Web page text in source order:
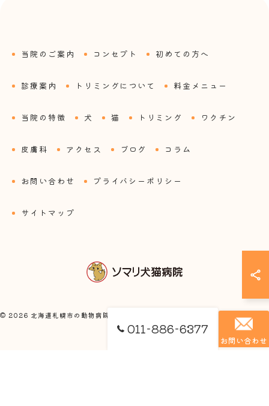
011-886-6377
お問い合わせ
当院のご案内 コンセプト 初めての方へ
診療案内 トリミングについて 料金メニュー
当院の特徴 犬 猫 トリミング ワクチン
皮膚科 アクセス ブログ コラム
お問い合わせ プライバシーポリシー
サイトマップ
© 2026 北海道札幌市の動物病院ならソマリ犬猫病院 ALL RIGHTS RESERVED.